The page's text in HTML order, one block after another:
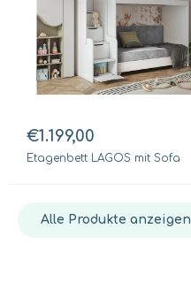
€1.199,00
Etagenbett LAGOS mit Sofa
Alle Produkte anzeigen